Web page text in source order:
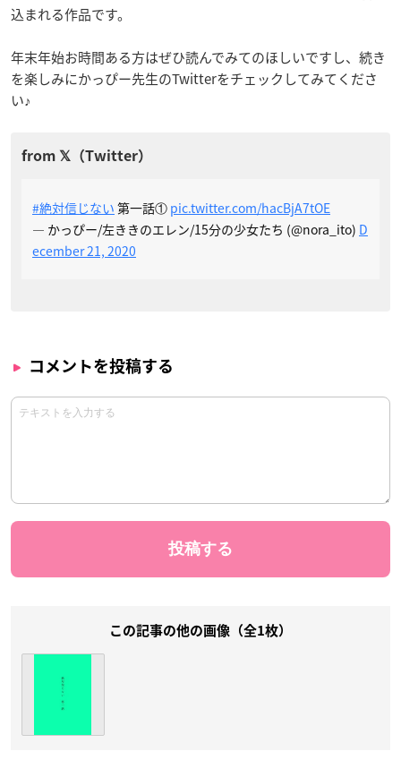
込まれる作品です。
年末年始お時間ある方はぜひ読んでみてのほしいですし、続き
を楽しみにかっぴー先生のTwitterをチェックしてみてくださ
い♪
#絶対信じない 第一話① pic.twitter.com/hacBjA7tOE
— かっぴー/左ききのエレン/15分の少女たち (@nora_ito) D
ecember 21, 2020
コメントを投稿する
この記事の他の画像（全1枚）